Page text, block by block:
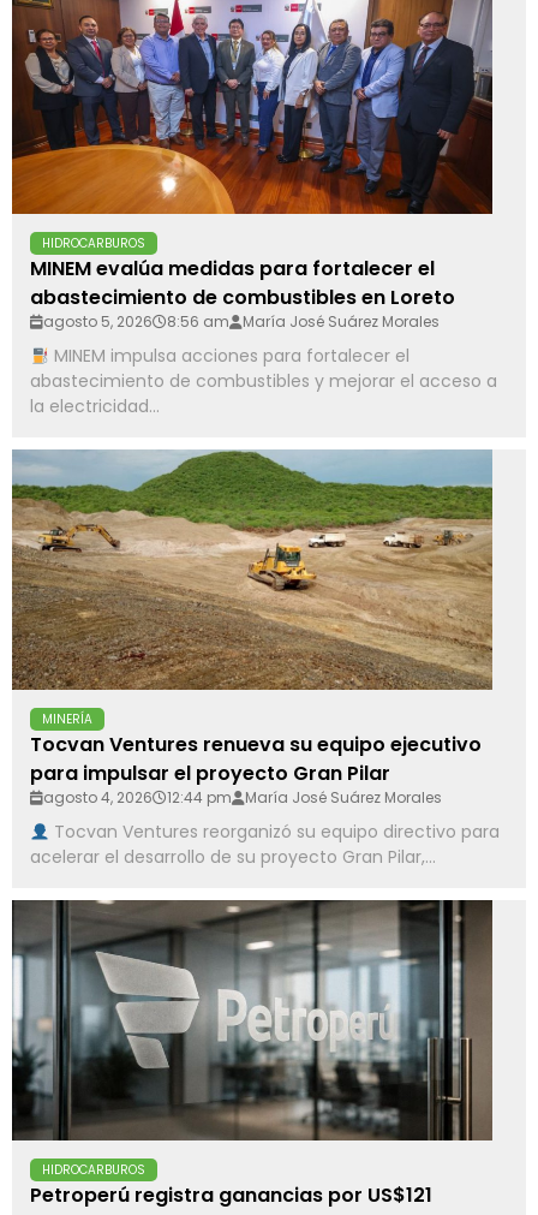
HIDROCARBUROS
MINEM evalúa medidas para fortalecer el
abastecimiento de combustibles en Loreto
agosto 5, 2026 8:56 am María José Suárez Morales
MINEM impulsa acciones para fortalecer el
abastecimiento de combustibles y mejorar el acceso a
la electricidad...
MINERÍA
Tocvan Ventures renueva su equipo ejecutivo
para impulsar el proyecto Gran Pilar
agosto 4, 2026 12:44 pm María José Suárez Morales
Tocvan Ventures reorganizó su equipo directivo para
acelerar el desarrollo de su proyecto Gran Pilar,...
HIDROCARBUROS
Petroperú registra ganancias por US$121